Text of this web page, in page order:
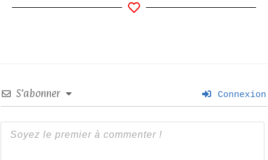
S’abonner Connexion